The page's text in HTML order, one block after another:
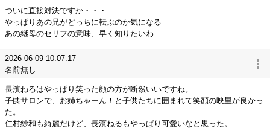
ついに直接対決ですか・・・
やっぱりあの兄がどっちに転ぶのか気になる
あの継母のセリフの意味、早く知りたいわ
2026-06-09 10:07:17
名前無し
長濱ねるはやっぱり笑った顔の方が断然いいですね。
子供サロンで、お姉ちゃーん！と子供たちに囲まれて笑顔の映里が良かっ
た。
仁村紗和も綺麗だけど、長濱ねるもやっぱり可愛いなと思った。